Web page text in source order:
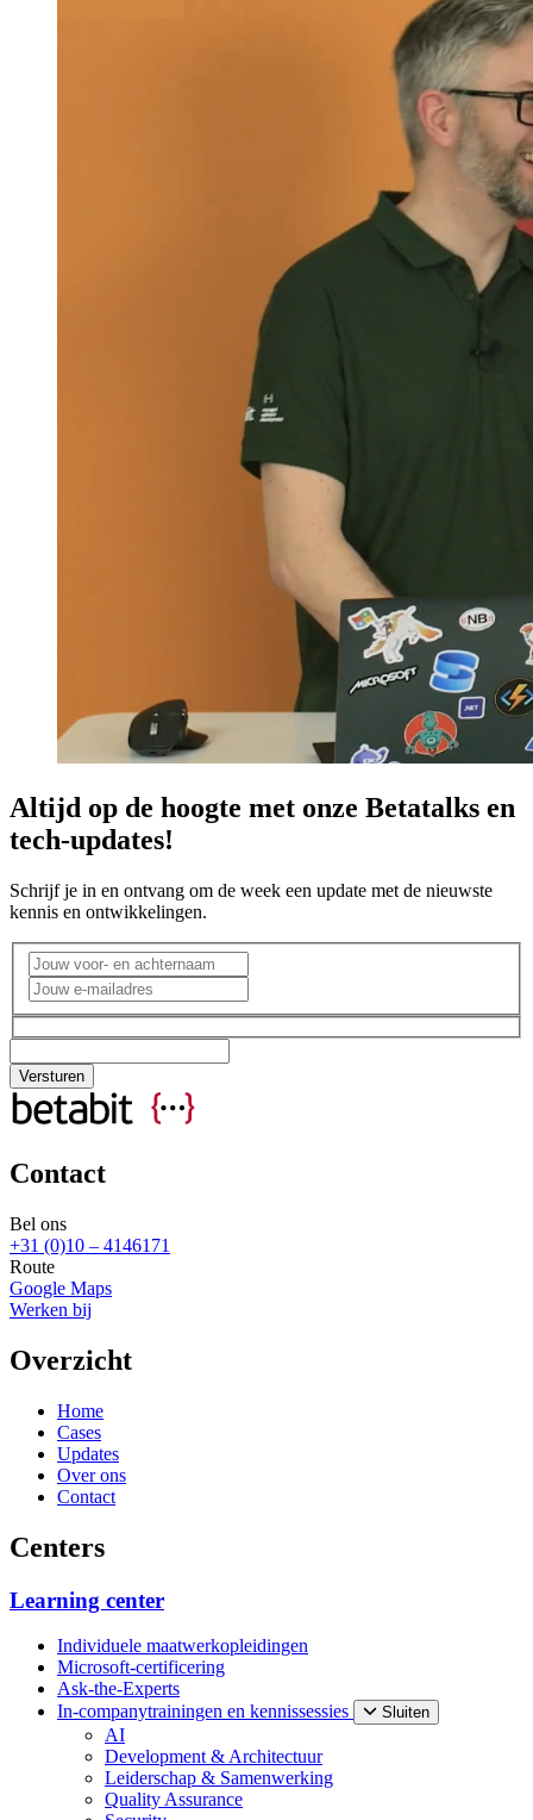
Altijd op de hoogte met onze Betatalks en
tech-updates!
Schrijf je in en ontvang om de week een update met de nieuwste
kennis en ontwikkelingen.
Contact
Bel ons
+31 (0)10 – 4146171
Route
Google Maps
Werken bij
Overzicht
Home
Cases
Updates
Over ons
Contact
Centers
Learning center
Individuele maatwerkopleidingen
Microsoft-certificering
Ask-the-Experts
In-companytrainingen en kennissessies
Sluiten
AI
Development & Architectuur
Leiderschap & Samenwerking
Quality Assurance